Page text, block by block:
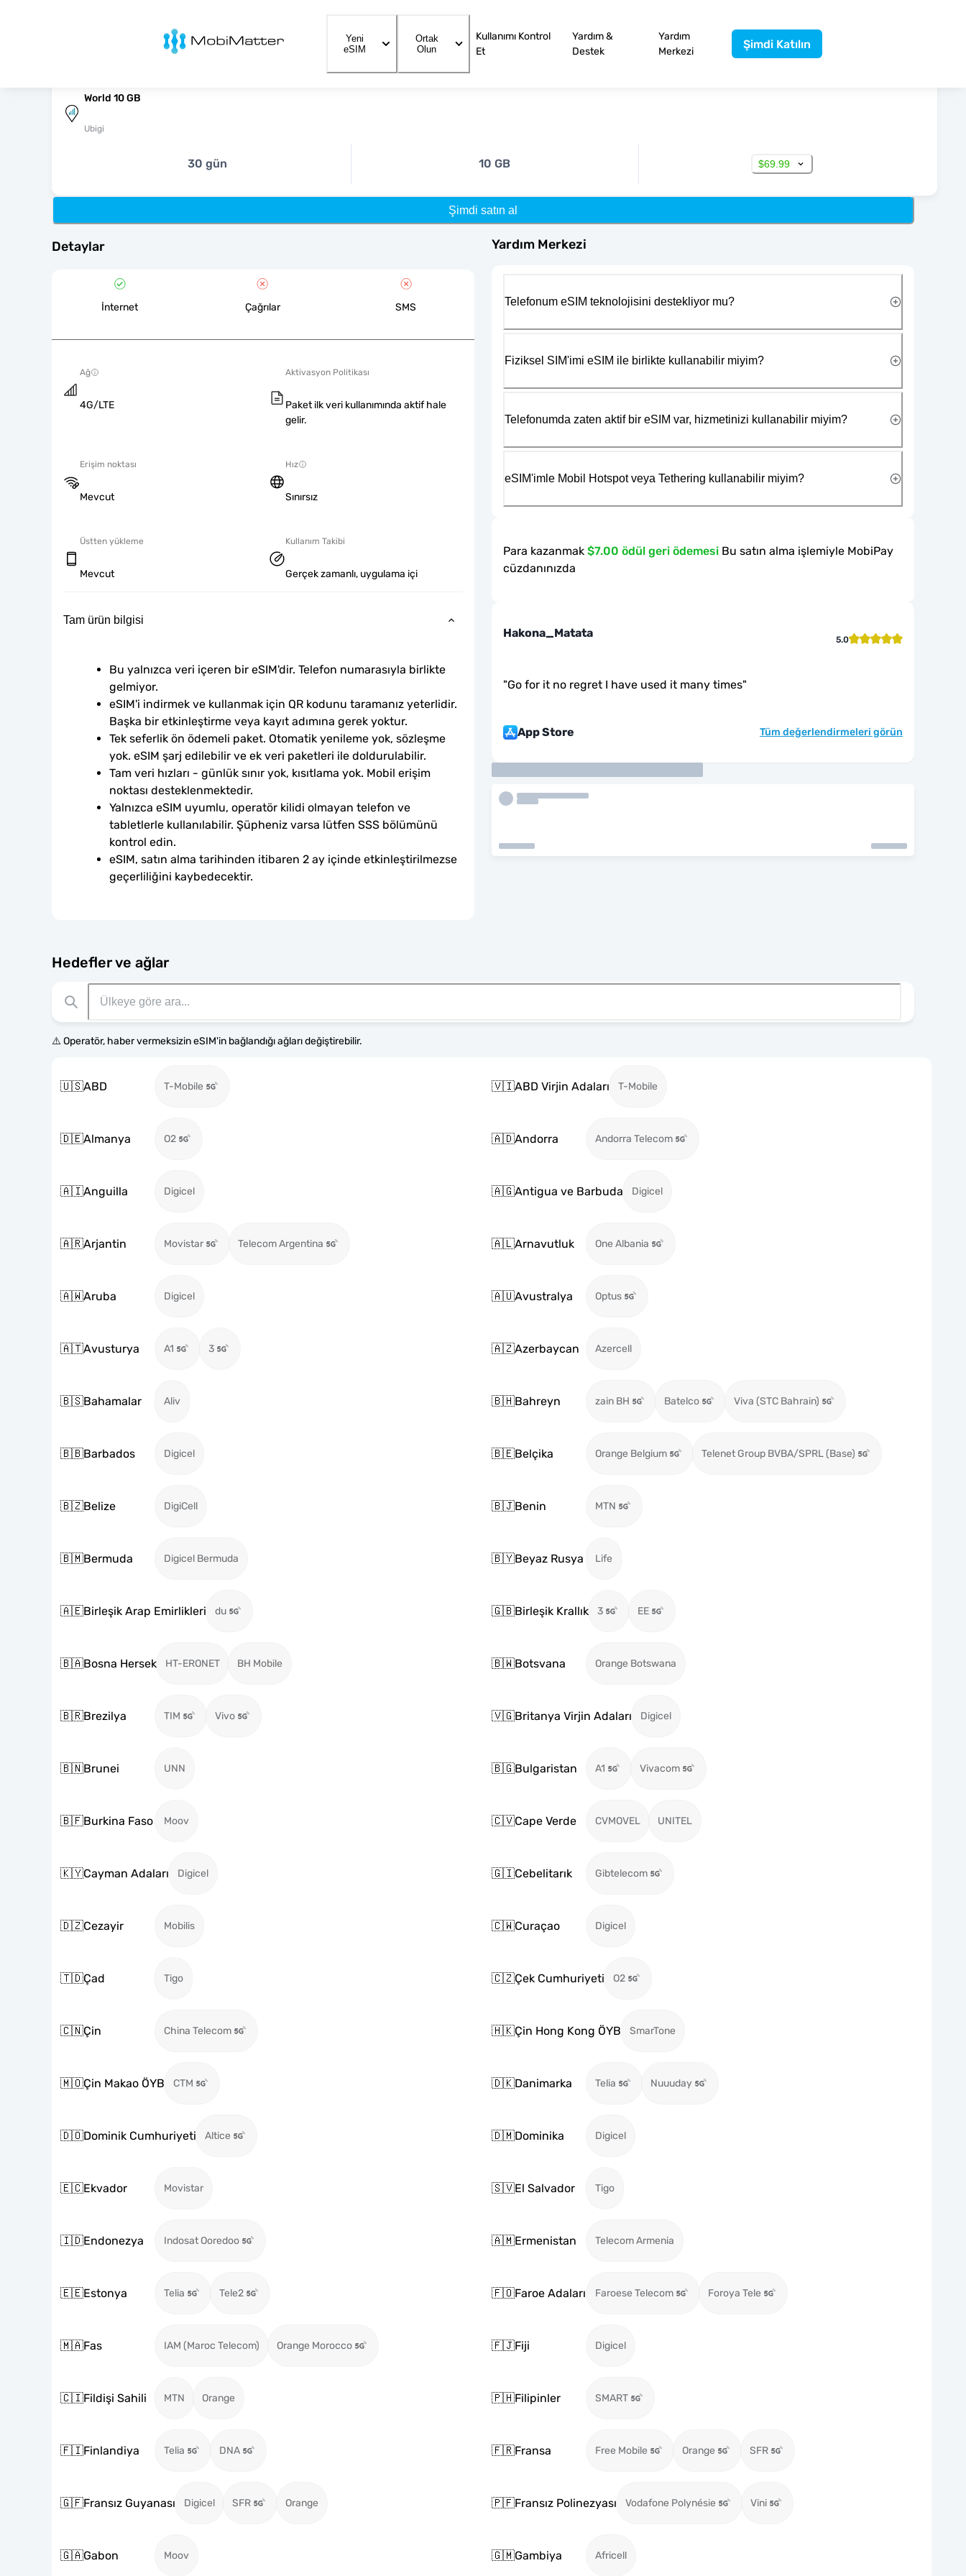
MobiMatter
Yeni
eSIM
Ortak
Olun
Kullanımı Kontrol
Et
Yardım &
Destek
Yardım
Merkezi
Şimdi Katılın
World 10 GB
Ubigi
30 gün 10 GB $69.99
Şimdi satın al
Detaylar
İnternet Çağrılar SMS
Ağ
4G/LTE
Aktivasyon Politikası
Paket ilk veri kullanımında aktif hale
gelir.
Erişim noktası
Mevcut
Hız
Sınırsız
Üstten yükleme
Mevcut
Kullanım Takibi
Gerçek zamanlı, uygulama içi
Tam ürün bilgisi
Bu yalnızca veri içeren bir eSIM'dir. Telefon numarasıyla birlikte
gelmiyor.
eSIM'i indirmek ve kullanmak için QR kodunu taramanız yeterlidir.
Başka bir etkinleştirme veya kayıt adımına gerek yoktur.
Tek seferlik ön ödemeli paket. Otomatik yenileme yok, sözleşme
yok. eSIM şarj edilebilir ve ek veri paketleri ile doldurulabilir.
Tam veri hızları - günlük sınır yok, kısıtlama yok. Mobil erişim
noktası desteklenmektedir.
Yalnızca eSIM uyumlu, operatör kilidi olmayan telefon ve
tabletlerle kullanılabilir. Şüpheniz varsa lütfen SSS bölümünü
kontrol edin.
eSIM, satın alma tarihinden itibaren 2 ay içinde etkinleştirilmezse
geçerliliğini kaybedecektir.
Hedefler ve ağlar
⚠️ Operatör, haber vermeksizin eSIM'in bağlandığı ağları değiştirebilir.
🇺🇸ABD T-Mobile 🇻🇮ABD Virjin Adaları T-Mobile
🇩🇪Almanya O2 🇦🇩Andorra Andorra Telecom
🇦🇮Anguilla Digicel 🇦🇬Antigua ve Barbuda Digicel
🇦🇷Arjantin Movistar Telecom Argentina 🇦🇱Arnavutluk One Albania
🇦🇼Aruba Digicel 🇦🇺Avustralya Optus
🇦🇹Avusturya A1 3 🇦🇿Azerbaycan Azercell
🇧🇸Bahamalar Aliv 🇧🇭Bahreyn zain BH Batelco Viva (STC Bahrain)
🇧🇧Barbados Digicel 🇧🇪Belçika Orange Belgium Telenet Group BVBA/SPRL (Base)
🇧🇿Belize DigiCell 🇧🇯Benin MTN
🇧🇲Bermuda Digicel Bermuda 🇧🇾Beyaz Rusya Life
🇦🇪Birleşik Arap Emirlikleri du 🇬🇧Birleşik Krallık 3 EE
🇧🇦Bosna Hersek HT-ERONET BH Mobile 🇧🇼Botsvana Orange Botswana
🇧🇷Brezilya TIM Vivo 🇻🇬Britanya Virjin Adaları Digicel
🇧🇳Brunei UNN 🇧🇬Bulgaristan A1 Vivacom
🇧🇫Burkina Faso Moov 🇨🇻Cape Verde CVMOVEL UNITEL
🇰🇾Cayman Adaları Digicel 🇬🇮Cebelitarık Gibtelecom
🇩🇿Cezayir Mobilis 🇨🇼Curaçao Digicel
🇹🇩Çad Tigo 🇨🇿Çek Cumhuriyeti O2
🇨🇳Çin China Telecom 🇭🇰Çin Hong Kong ÖYB SmarTone
🇲🇴Çin Makao ÖYB CTM 🇩🇰Danimarka Telia Nuuuday
🇩🇴Dominik Cumhuriyeti Altice 🇩🇲Dominika Digicel
🇪🇨Ekvador Movistar 🇸🇻El Salvador Tigo
🇮🇩Endonezya Indosat Ooredoo 🇦🇲Ermenistan Telecom Armenia
🇪🇪Estonya Telia Tele2 🇫🇴Faroe Adaları Faroese Telecom Foroya Tele
🇲🇦Fas IAM (Maroc Telecom) Orange Morocco 🇫🇯Fiji Digicel
🇨🇮Fildişi Sahili MTN Orange 🇵🇭Filipinler SMART
🇫🇮Finlandiya Telia DNA 🇫🇷Fransa Free Mobile Orange SFR
🇬🇫Fransız Guyanası Digicel SFR Orange 🇵🇫Fransız Polinezyası Vodafone Polynésie Vini
🇬🇦Gabon Moov 🇬🇲Gambiya Africell
Yardım Merkezi
Telefonum eSIM teknolojisini destekliyor mu?
Fiziksel SIM'imi eSIM ile birlikte kullanabilir miyim?
Telefonumda zaten aktif bir eSIM var, hizmetinizi kullanabilir miyim?
eSIM'imle Mobil Hotspot veya Tethering kullanabilir miyim?
Para kazanmak $7.00 ödül geri ödemesi Bu satın alma işlemiyle MobiPay
cüzdanınızda
Hakona_Matata 5.0
"Go for it no regret I have used it many times"
App Store Tüm değerlendirmeleri görün